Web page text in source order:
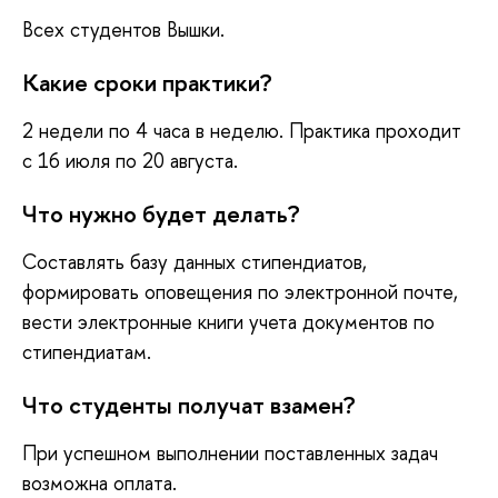
Всех студентов Вышки.
Какие сроки практики?
2 недели по 4 часа в неделю. Практика проходит
с 16 июля по 20 августа.
Что нужно будет делать?
Составлять базу данных стипендиатов,
формировать оповещения по электронной почте,
вести электронные книги учета документов по
стипендиатам.
Что студенты получат взамен?
При успешном выполнении поставленных задач
возможна оплата.